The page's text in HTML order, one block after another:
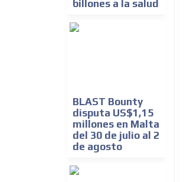
billones a la salud
BLAST Bounty
disputa US$1,15
millones en Malta
del 30 de julio al 2
de agosto